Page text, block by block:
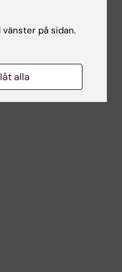
på sidan.
alla